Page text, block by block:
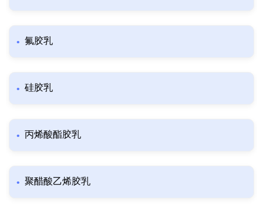
氟胶乳
硅胶乳
丙烯酸酯胶乳
聚醋酸乙烯胶乳